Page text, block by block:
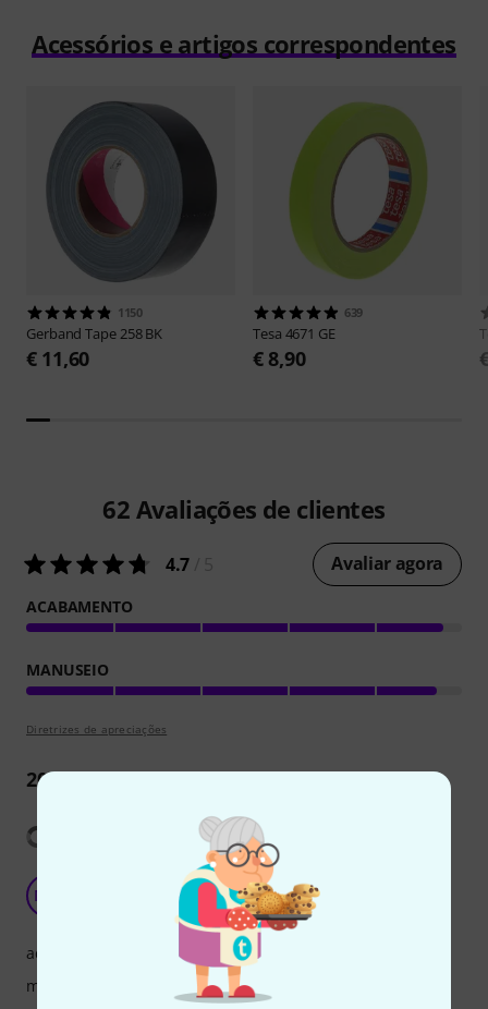
Acessórios e artigos correspondentes
1150
GerbandTape 258 BK
€ 11,60
639
Tesa 4671 GE
€ 8,90
62 Avaliações de clientes
4.7 Avaliar agora
ACABAMENTO
MANUSEIO
Diretrizes de apreciações
20Críticas
MM My go-to tape for cables
Marten M 22.06.2022
acabamento
manuseio